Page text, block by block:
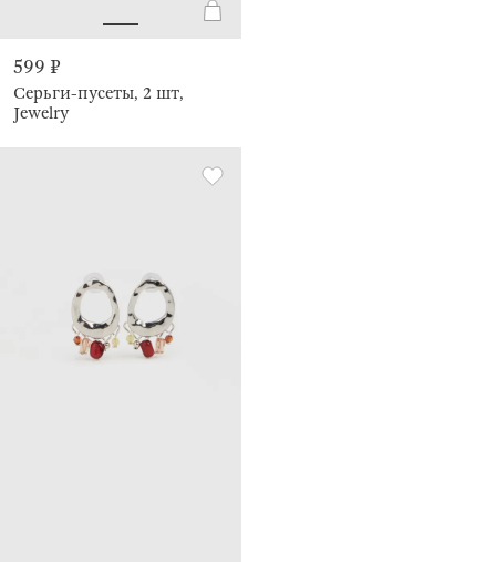
599 ₽
Серьги-пусеты, 2 шт,
Jewelry